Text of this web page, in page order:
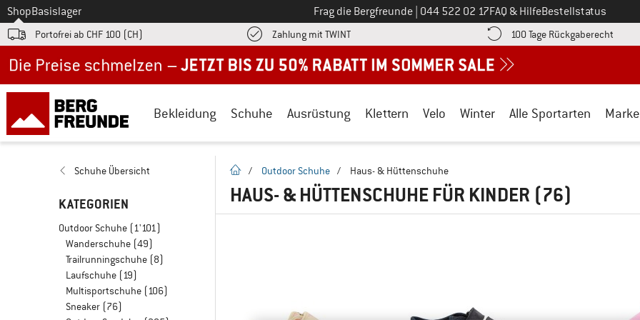
Zum
ShopBasislager Frag die Bergfreunde Ruf uns an unter
044 522 02 17FAQ & HilfeBestellstatus
Portofrei ab CHF 100 (CH) Zahlung mit TWINTFinde die Zahlungs-Infos hier! Öffnet sich in einer Infobox
100 Tage Rückgaberecht
Bekleidung Schuhe Ausrüstung Klettern Velo Winter Alle Sportarten
Schuhe Übersicht
KATEGORIEN
Outdoor Schuhe (1'101)
Wanderschuhe (49)
Trailrunningschuhe (8)
Laufschuhe (19)
Multisportschuhe (106)
Sneaker (76)
Startseite
/ Outdoor Schuhe / Haus- & Hüttenschuhe
HAUS- & HÜTTENSCHUHE FÜR KINDER (76)